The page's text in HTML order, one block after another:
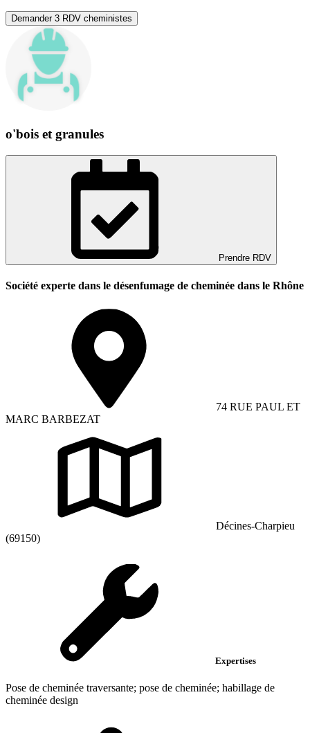
Demander 3 RDV cheministes
o'bois et granules
Prendre RDV
Société experte dans le désenfumage de cheminée dans le Rhône
74 RUE PAUL ET
MARC BARBEZAT
Décines-Charpieu
(69150)
Expertises
Pose de cheminée traversante; pose de cheminée; habillage de
cheminée design